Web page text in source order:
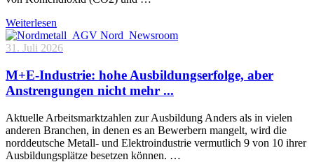
Weiterlesen
31. Juli 2026
M+E-Industrie: hohe Ausbildungserfolge, aber
Anstrengungen nicht mehr ...
Aktuelle Arbeitsmarktzahlen zur Ausbildung Anders als in vielen
anderen Branchen, in denen es an Bewerbern mangelt, wird die
norddeutsche Metall- und Elektroindustrie vermutlich 9 von 10 ihrer
Ausbildungsplätze besetzen können. …